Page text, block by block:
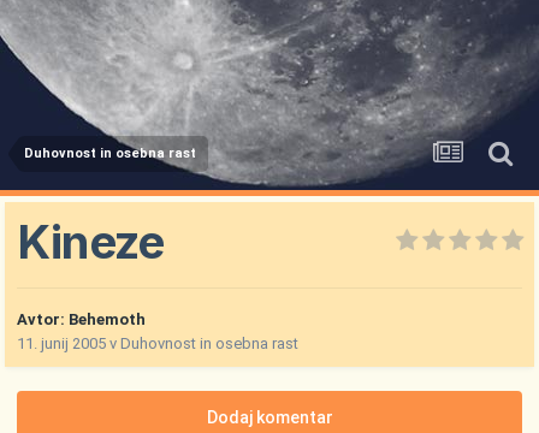
Duhovnost in osebna rast
Kineze
Avtor: Behemoth
11. junij 2005 vDuhovnost in osebna rast
Dodaj komentar